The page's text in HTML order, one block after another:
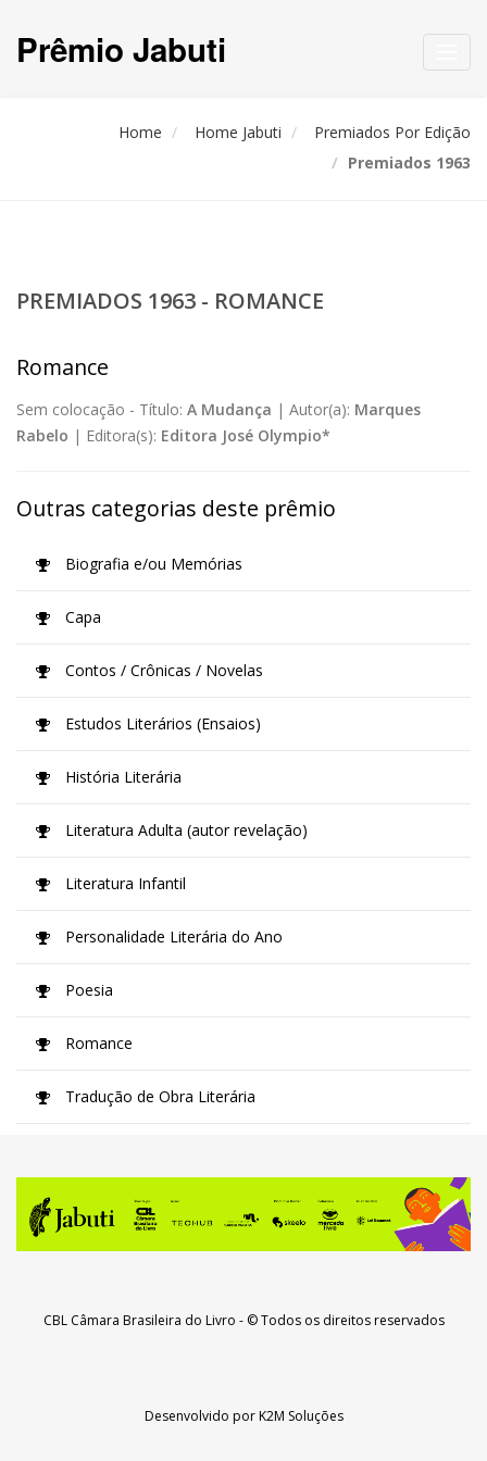
Prêmio Jabuti
Home Home Jabuti
Premiados Por Edição
Premiados 1963
PREMIADOS 1963 - ROMANCE
Romance
Sem colocação - Título: A Mudança | Autor(a): Marques
Rabelo | Editora(s): Editora José Olympio*
Outras categorias deste prêmio
Biografia e/ou Memórias
Capa
Contos / Crônicas / Novelas
Estudos Literários (Ensaios)
História Literária
Literatura Adulta (autor revelação)
Literatura Infantil
Personalidade Literária do Ano
Poesia
Romance
Tradução de Obra Literária
CBL Câmara Brasileira do Livro - © Todos os direitos reservados
Desenvolvido porK2M Soluções